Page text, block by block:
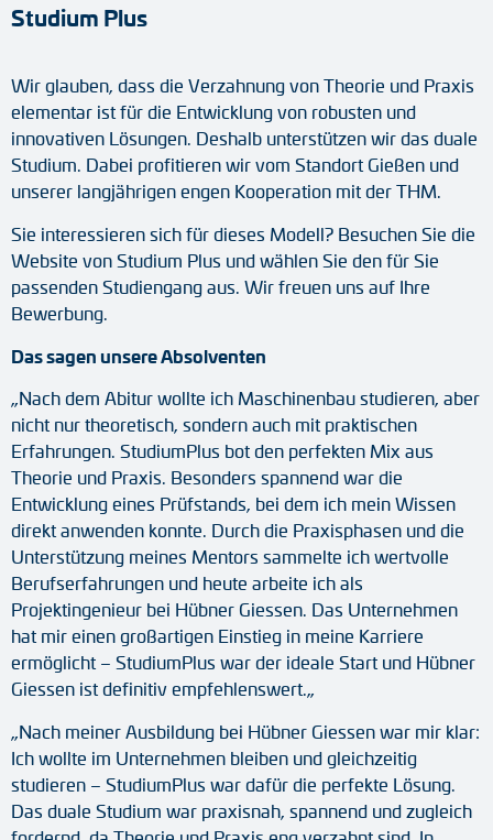
Studium Plus
Wir glauben, dass die Verzahnung von Theorie und Praxis
elementar ist für die Entwicklung von robusten und
innovativen Lösungen. Deshalb unterstützen wir das duale
Studium. Dabei profitieren wir vom Standort Gießen und
unserer langjährigen engen Kooperation mit der THM.
Sie interessieren sich für dieses Modell? Besuchen Sie die
Website von Studium Plus und wählen Sie den für Sie
passenden Studiengang aus. Wir freuen uns auf Ihre
Bewerbung.
Das sagen unsere Absolventen
„Nach dem Abitur wollte ich Maschinenbau studieren, aber
nicht nur theoretisch, sondern auch mit praktischen
Erfahrungen. StudiumPlus bot den perfekten Mix aus
Theorie und Praxis. Besonders spannend war die
Entwicklung eines Prüfstands, bei dem ich mein Wissen
direkt anwenden konnte. Durch die Praxisphasen und die
Unterstützung meines Mentors sammelte ich wertvolle
Berufserfahrungen und heute arbeite ich als
Projektingenieur bei Hübner Giessen. Das Unternehmen
hat mir einen großartigen Einstieg in meine Karriere
ermöglicht – StudiumPlus war der ideale Start und Hübner
Giessen ist definitiv empfehlenswert.„
„Nach meiner Ausbildung bei Hübner Giessen war mir klar:
Ich wollte im Unternehmen bleiben und gleichzeitig
studieren – StudiumPlus war dafür die perfekte Lösung.
Das duale Studium war praxisnah, spannend und zugleich